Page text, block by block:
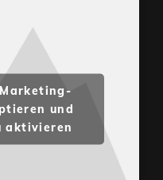
und
aktivieren